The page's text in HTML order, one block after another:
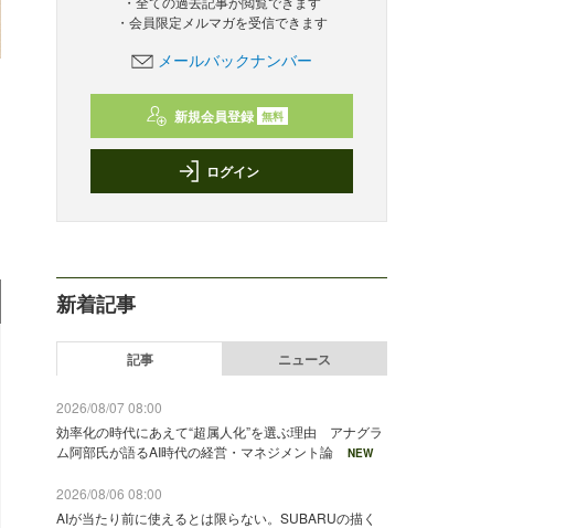
・会員限定メルマガを受信できます
メールバックナンバー
新規会員登録 無料
ログイン
新着記事
記事 ニュース
2026/08/07 08:00
効率化の時代にあえて“超属人化”を選ぶ理由 アナグラ
ム阿部氏が語るAI時代の経営・マネジメント論
NEW
2026/08/06 08:00
AIが当たり前に使えるとは限らない。SUBARUの描く